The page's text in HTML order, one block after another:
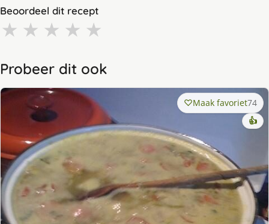
Beoordeel dit recept
★ ★ ★ ★ ★
Probeer dit ook
Maak favoriet74
👍